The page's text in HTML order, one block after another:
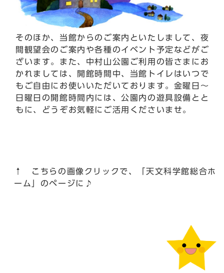
そのほか、当館からのご案内といたしまして、夜
間観望会のご案内や各種のイベント予定などがご
ざいます。また、中村山公園ご利用の皆さまにお
かれましては、開館時間中、当館トイレはいつで
もご自由にお使いいただいております。金曜日～
日曜日の開館時間内には、公園内の遊具設備とと
もに、どうぞお気軽にご活用くださいませ。
↑ こちらの画像クリックで、「天文科学館総合ホ
ーム」のページに♪